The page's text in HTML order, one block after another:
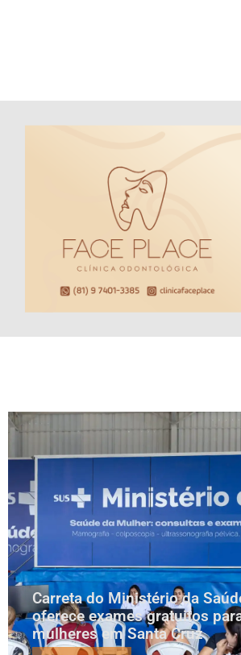
Carreta do Ministério da
oferece exames gratuitos
mulheres em Santa Cruz